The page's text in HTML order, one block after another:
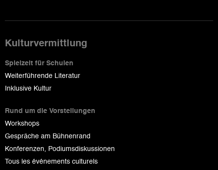
Kulturvermittlung
Spielzeit für Schulen
Weiterführende Literatur
Inklusive Kultur
Rund um die Vorstellungen
Workshops
Gespräche am Bühnenrand
Konferenzen, Podiumsdiskussionen
Tous les événements culturels